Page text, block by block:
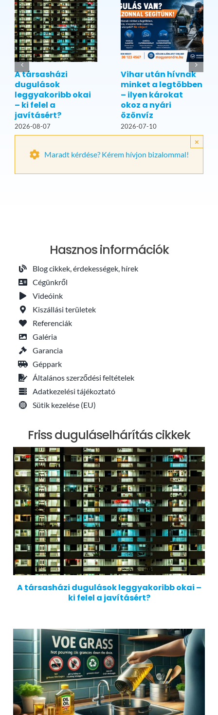
A társasházi
dugulások
leggyakoribb okai
– ki felel a
javításért?
2026-08-07
Vihar után hívnak
minket a legtöbben
– ilyen károkat
okoz a nyári
özönvíz
2026-07-10
Maradt kérdése? Kérem hívjon bizalommal!
×
Hasznos információk
Blog cikkek, érdekességek, hírek
Cégünkről
Videóink
Kiszállási területek
Referenciák
Galéria
Garancia
Géppark
Általános szerződési feltételek
Adatkezelési tájékoztató
Sütik kezelése (EU)
Friss duguláselhárítás cikkek
A társasházi dugulások leggyakoribb okai –
ki felel a javításért?